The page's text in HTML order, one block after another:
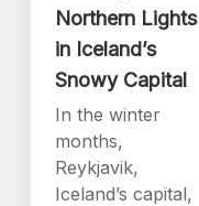
Northern Lights
in Iceland’s
Snowy Capital
In the winter
months,
Reykjavik,
Iceland’s capital,